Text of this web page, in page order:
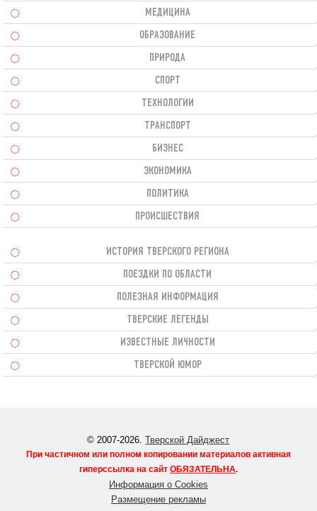
МЕДИЦИНА
ОБРАЗОВАНИЕ
ПРИРОДА
СПОРТ
ТЕХНОЛОГИИ
ТРАНСПОРТ
БИЗНЕС
ЭКОНОМИКА
ПОЛИТИКА
ПРОИСШЕСТВИЯ
ИСТОРИЯ ТВЕРСКОГО РЕГИОНА
ПОЕЗДКИ ПО ОБЛАСТИ
ПОЛЕЗНАЯ ИНФОРМАЦИЯ
ТВЕРСКИЕ ЛЕГЕНДЫ
ИЗВЕСТНЫЕ ЛИЧНОСТИ
ТВЕРСКОЙ ЮМОР
© 2007-2026.Тверской Дайджест
При частичном или полном копировании материалов активная
гиперссылка на сайт ОБЯЗАТЕЛЬНА.
Информация о Cookies
Размещение рекламы